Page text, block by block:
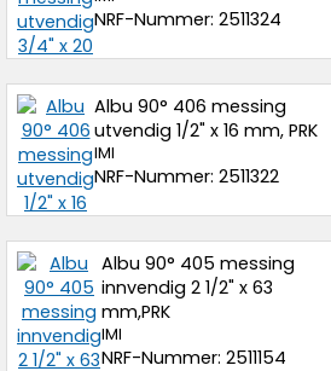
NRF-Nummer: 2511324
Albu 90° 406 messing
utvendig 1/2" x 16 mm, PRK
IMI
NRF-Nummer: 2511322
Albu 90° 405 messing
innvendig 2 1/2" x 63
mm,PRK
IMI
NRF-Nummer: 2511154